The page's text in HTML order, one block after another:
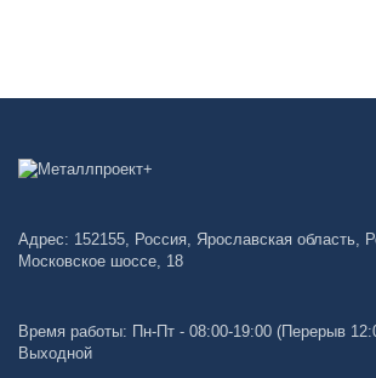
Адрес: 152155, Россия, Ярославская область,
Московское шоссе, 18
Время работы: Пн-Пт - 08:00-19:00 (Перерыв
Выходной